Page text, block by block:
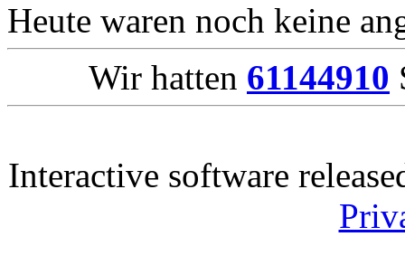
Heute waren noch keine
Wir hatten 61144910
Interactive software